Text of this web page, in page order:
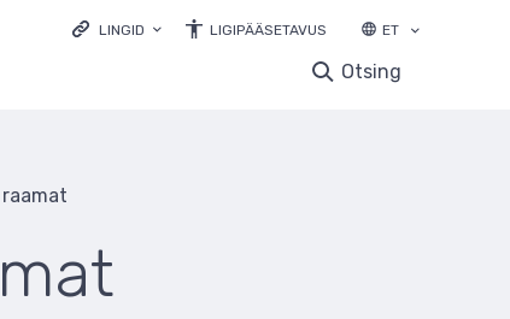
LINGID
LOODUSRIKAS EESTI
LIGIPÄÄSETAVUS ET
Otsing